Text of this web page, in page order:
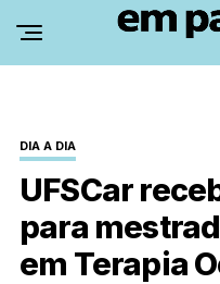
DIA A DIA
UFSCar
para
em Terapia